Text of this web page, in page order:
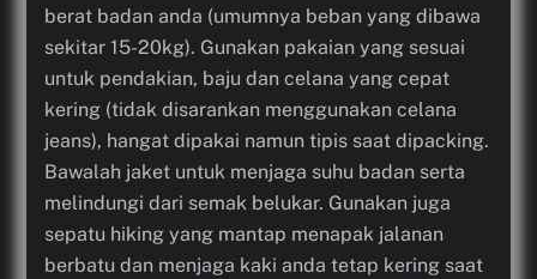
berat badan anda (umumnya beban yang dibawa
sekitar 15-20kg). Gunakan pakaian yang sesuai
untuk pendakian, baju dan celana yang cepat
kering (tidak disarankan menggunakan celana
jeans), hangat dipakai namun tipis saat dipacking.
Bawalah jaket untuk menjaga suhu badan serta
melindungi dari semak belukar. Gunakan juga
sepatu hiking yang mantap menapak jalanan
berbatu dan menjaga kaki anda tetap kering saat